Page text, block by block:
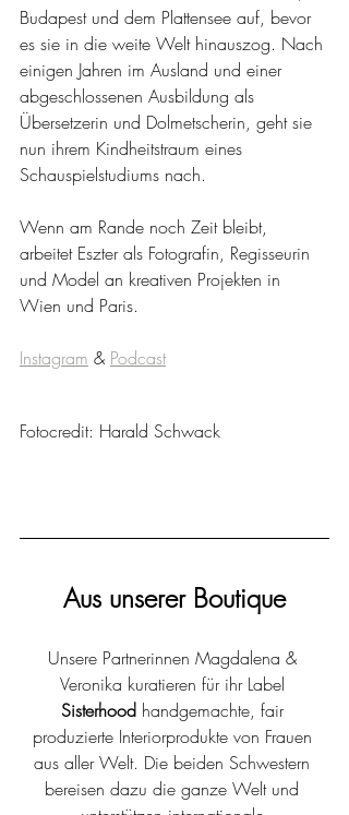
Budapest und dem Plattensee auf, bevor
es sie in die weite Welt hinauszog. Nach
einigen Jahren im Ausland und einer
abgeschlossenen Ausbildung als
Übersetzerin und Dolmetscherin, geht sie
nun ihrem Kindheitstraum eines
Schauspielstudiums nach.
Wenn am Rande noch Zeit bleibt,
arbeitet Eszter als Fotografin, Regisseurin
und Model an kreativen Projekten in
Wien und Paris.
Instagram & Podcast
Fotocredit: Harald Schwack
Aus unserer Boutique
Unsere Partnerinnen Magdalena &
Veronika kuratieren für ihr Label
Sisterhood handgemachte, fair
produzierte Interiorprodukte von Frauen
aus aller Welt. Die beiden Schwestern
bereisen dazu die ganze Welt und